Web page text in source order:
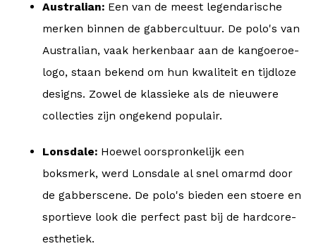
Australian: Een van de meest legendarische
merken binnen de gabbercultuur. De polo's van
Australian, vaak herkenbaar aan de kangoeroe-
logo, staan bekend om hun kwaliteit en tijdloze
designs. Zowel de klassieke als de nieuwere
collecties zijn ongekend populair.
Lonsdale: Hoewel oorspronkelijk een
boksmerk, werd Lonsdale al snel omarmd door
de gabberscene. De polo's bieden een stoere en
sportieve look die perfect past bij de hardcore-
esthetiek.